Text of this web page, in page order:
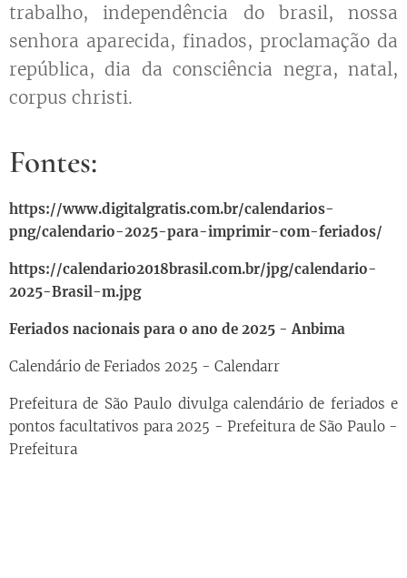
trabalho, independência do brasil, nossa
senhora aparecida, finados, proclamação da
república, dia da consciência negra, natal,
corpus christi.
Fontes:
https://www.digitalgratis.com.br/calendarios-
png/calendario-2025-para-imprimir-com-feriados/
https://calendario2018brasil.com.br/jpg/calendario-
2025-Brasil-m.jpg
Feriados nacionais para o ano de 2025 - Anbima
Calendário de Feriados 2025 - Calendarr
Prefeitura de São Paulo divulga calendário de feriados e
pontos facultativos para 2025 - Prefeitura de São Paulo -
Prefeitura